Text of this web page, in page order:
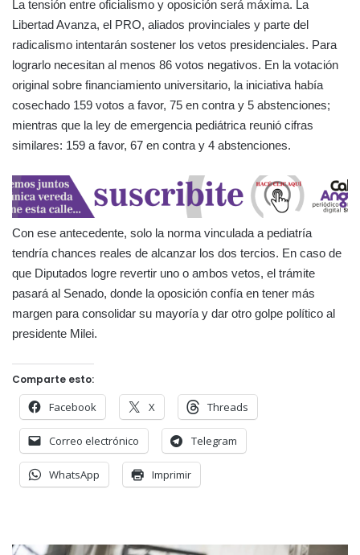
La tensión entre oficialismo y oposición será máxima. La
Libertad Avanza, el PRO, aliados provinciales y parte del
radicalismo intentarán sostener los vetos presidenciales. Para
lograrlo necesitan al menos 86 votos negativos. En la votación
original sobre financiamiento universitario, la iniciativa había
cosechado 159 votos a favor, 75 en contra y 5 abstenciones;
mientras que la ley de emergencia pediátrica reunió cifras
similares: 159 a favor, 67 en contra y 4 abstenciones.
Con ese antecedente, solo la norma vinculada a pediatría
tendría chances reales de alcanzar los dos tercios. En caso de
que Diputados logre revertir uno o ambos vetos, el trámite
pasará al Senado, donde la oposición confía en tener más
margen para consolidar su mayoría y dar otro golpe político al
presidente Milei.
Comparte esto:
Facebook X Threads
Correo electrónico Telegram
WhatsApp Imprimir